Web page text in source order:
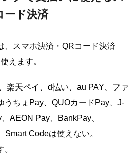
ード決済
、スマホ決済・QRコード決済
えます。
楽天ペイ、d払い、au PAY、ファ
うちょPay、QUOカードPay、J-
AEON Pay、BankPay、
Codeは使えない。